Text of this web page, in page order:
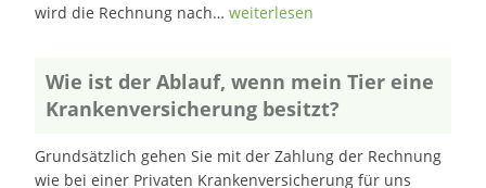
wird die Rechnung nach…weiterlesen
Wie ist der Ablauf, wenn mein Tier eine
Krankenversicherung besitzt?
Grundsätzlich gehen Sie mit der Zahlung der Rechnung
wie bei einer Privaten Krankenversicherung für uns